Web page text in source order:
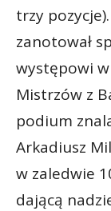
trzy
zanotował
występowi
Mistrzów z
podium
Arkadiusz
w zaledwie
dającą